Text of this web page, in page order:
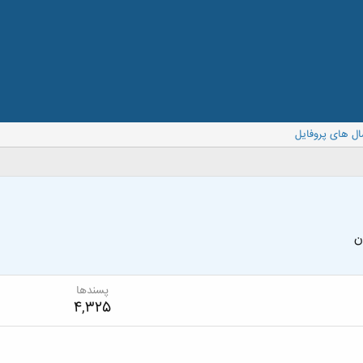
های پروفایل
پسندها
4,325